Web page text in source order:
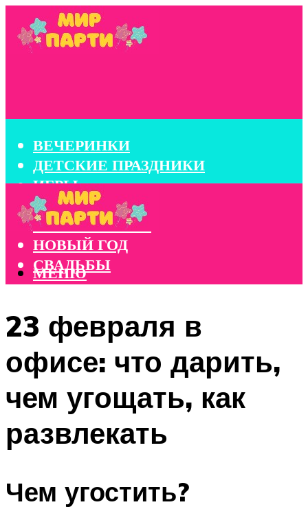
ВЕЧЕРИНКИ
ДЕТСКИЕ ПРАЗДНИКИ
ИГРЫ
КОНКУРСЫ
КОРПОРАТИВЫ
НОВЫЙ ГОД
СВАДЬБЫ
МЕНЮ
23 февраля в
офисе: что дарить,
чем угощать, как
развлекать
Чем угостить?